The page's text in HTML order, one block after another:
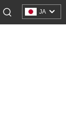
JA